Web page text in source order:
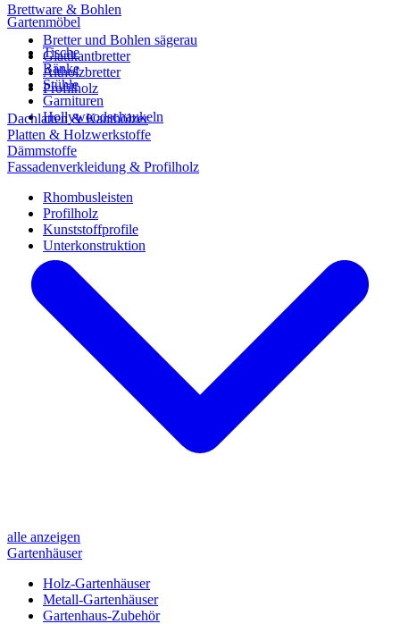
Gartenmöbel
Tische
Bänke
Stühle
Garnituren
Hollywoodschaukeln
alle anzeigen
Gartenhäuser
Holz-Gartenhäuser
Metall-Gartenhäuser
Gartenhaus-Zubehör
Brettware & Bohlen
Bretter und Bohlen sägerau
Glattkantbretter
Altholzbretter
Profilholz
Dachlatten & Kanthölzer
Platten & Holzwerkstoffe
Dämmstoffe
Fassadenverkleidung & Profilholz
Rhombusleisten
Profilholz
Kunststoffprofile
Unterkonstruktion